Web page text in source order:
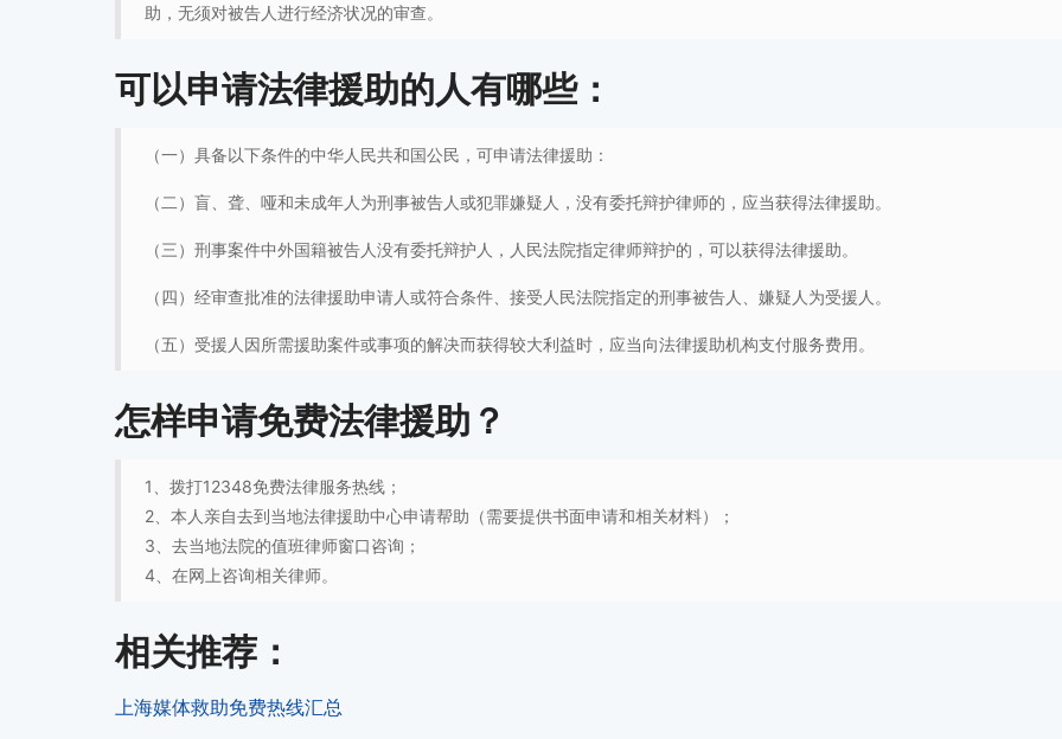
助，无须对被告人进行经济状况的审查。
可以申请法律援助的人有哪些：
（一）具备以下条件的中华人民共和国公民，可申请法律援助：
（二）盲、聋、哑和未成年人为刑事被告人或犯罪嫌疑人，没有委托辩护律师的，应当获得法律援助。
（三）刑事案件中外国籍被告人没有委托辩护人，人民法院指定律师辩护的，可以获得法律援助。
（四）经审查批准的法律援助申请人或符合条件、接受人民法院指定的刑事被告人、嫌疑人为受援人。
（五）受援人因所需援助案件或事项的解决而获得较大利益时，应当向法律援助机构支付服务费用。
怎样申请免费法律援助？
1、拨打12348免费法律服务热线；
2、本人亲自去到当地法律援助中心申请帮助（需要提供书面申请和相关材料）；
3、去当地法院的值班律师窗口咨询；
4、在网上咨询相关律师。
相关推荐：
上海媒体救助免费热线汇总